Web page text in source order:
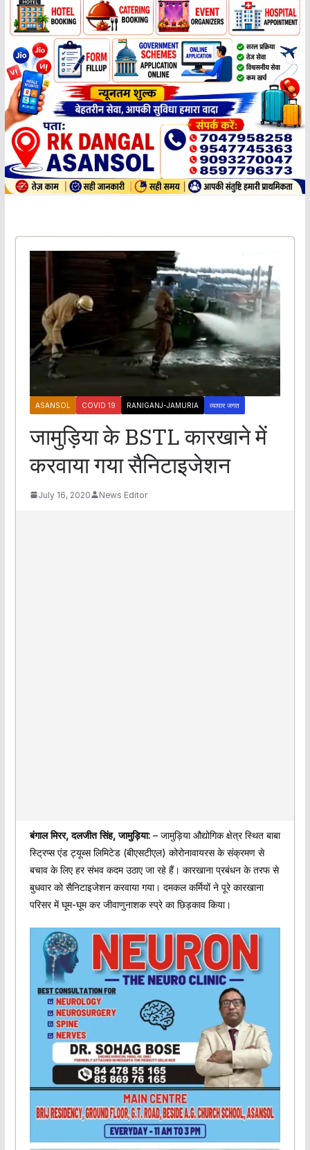
ASANSOL COVID 19 RANIGANJ-JAMURIA व्यापार जगत
जामुड़िया के BSTL कारखाने में
करवाया गया सैनिटाइजेशन
July 16, 2020 News Editor
बंगाल मिरर, दलजीत सिंह, जामुड़िया: – जामुड़िया औद्योगिक क्षेत्र स्थित बाबा
स्ट्रिप्स एंड ट्यूब्स लिमिटेड (बीएसटीएल) कोरोनावायरस के संक्रमण से
बचाव के लिए हर संभव कदम उठाए जा रहे हैं। कारखाना प्रबंधन के तरफ से
बुधवार को सैनिटाइजेशन करवाया गया। दमकल कर्मियों ने पूरे कारखाना
परिसर में घूम-घूम कर जीवाणुनाशक स्प्रे का छिड़काव किया।